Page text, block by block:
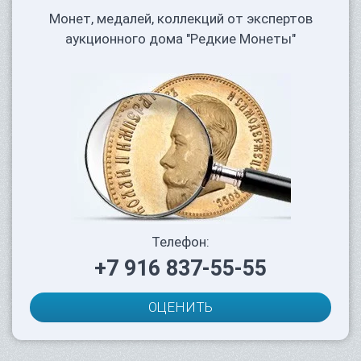
Монет, медалей, коллекций от экспертов
аукционного дома "Редкие Монеты"
Телефон:
+7 916 837-55-55
ОЦЕНИТЬ